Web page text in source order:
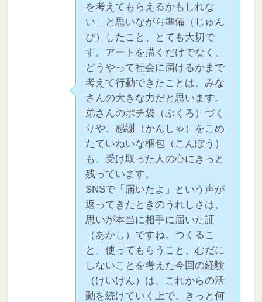
を考えてもらえるかもしれな
い」と思いながら準備（じゅん
び）したこと、とても大切で
す。アートを描くだけでなく、
どうやって社会に届けるかまで
考えて行動できたことは、みな
さんの大きな力だと思います。
弟さんのポチ袋（ぶくろ）づく
りや、感謝（かんしゃ）をこめ
たていねいな梱包（こんぽう）
も、受け取った人の心にきっと
残っています。
SNSで「届いたよ」という声が
返ってきたときのうれしさは、
思いが本当に相手に届いた証
（あかし）ですね。つくるこ
と、使ってもらうこと、むだに
しないことを考えた今回の経験
（けいけん）は、これからの活
動を続けていく上で、きっと何